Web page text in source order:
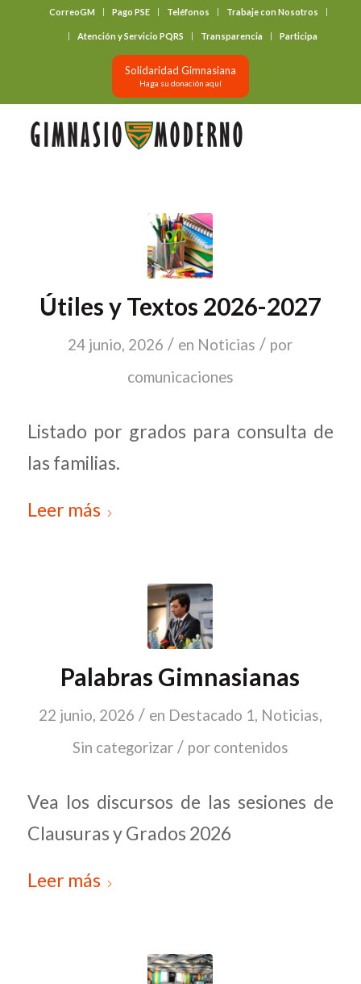
CorreoGM Pago PSE Teléfonos Trabaje con Nosotros
Atención y Servicio PQRS Transparencia Participa
Solidaridad Gimnasiana
Haga su donación aquí
Útiles y Textos 2026-2027
24 junio, 2026 / en Noticias / por
comunicaciones
Listado por grados para consulta de
las familias.
Leer más
Palabras Gimnasianas
22 junio, 2026 / en Destacado 1, Noticias,
Sin categorizar / por contenidos
Vea los discursos de las sesiones de
Clausuras y Grados 2026
Leer más